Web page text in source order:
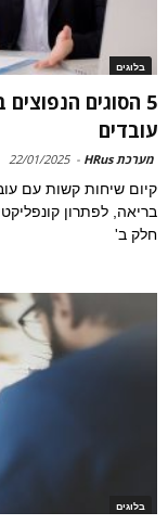
בלוגים
5 הסוגים
עובדים
מערכת HRus -
22/01/2025
קיום שיחות קשות עם
בריאה, לפתרון
חלק ב'
בלוגים